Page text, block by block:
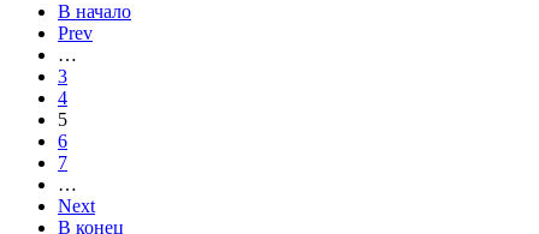
В начало
Prev
…
3
4
5
6
7
…
Next
В конец